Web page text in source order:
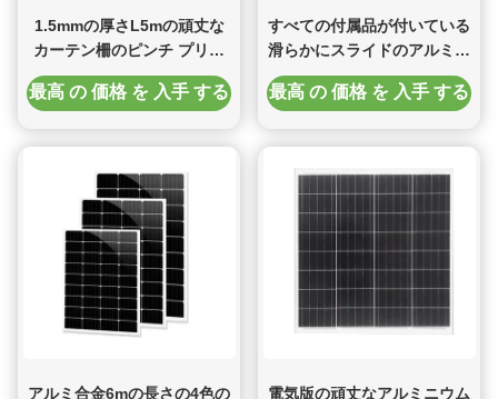
1.5mmの厚さL5mの頑丈な
カーテン柵のピンチ プリー
ツのカーテン トラック
最高 の 価格 を 入手 する
すべての付属品が付いている
滑らかにスライドのアルミニ
ウム カーテン トラック6mカ
ーテン柵
最高 の 価格 を 入手 する
アルミ合金6mの長さの4色の
電気版の頑丈なアルミニウム